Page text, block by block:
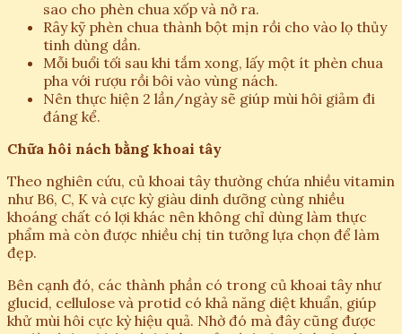
sao cho phèn chua xốp và nở ra.
Rây kỹ phèn chua thành bột mịn rồi cho vào lọ thủy
tinh dùng dần.
Mỗi buổi tối sau khi tắm xong, lấy một ít phèn chua
pha với rượu rồi bôi vào vùng nách.
Nên thực hiện 2 lần/ngày sẽ giúp mùi hôi giảm đi
đáng kể.
Chữa hôi nách bằng khoai tây
Theo nghiên cứu, củ khoai tây thường chứa nhiều vitamin
như B6, C, K và cực kỳ giàu dinh dưỡng cùng nhiều
khoáng chất có lợi khác nên không chỉ dùng làm thực
phẩm mà còn được nhiều chị tin tưởng lựa chọn để làm
đẹp.
Bên cạnh đó, các thành phần có trong củ khoai tây như
glucid, cellulose và protid có khả năng diệt khuẩn, giúp
khử mùi hôi cực kỳ hiệu quả. Nhờ đó mà đây cũng được